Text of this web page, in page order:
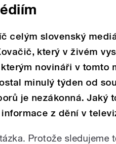
celým slovenský
který v živém
novináři v tomto
minulý týden od
je nezákonná. Jaký
z dění v
Protože sledujeme